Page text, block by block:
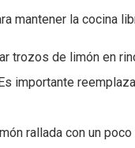
mantener la cocina
trozos de limón en
importante
rallada con un